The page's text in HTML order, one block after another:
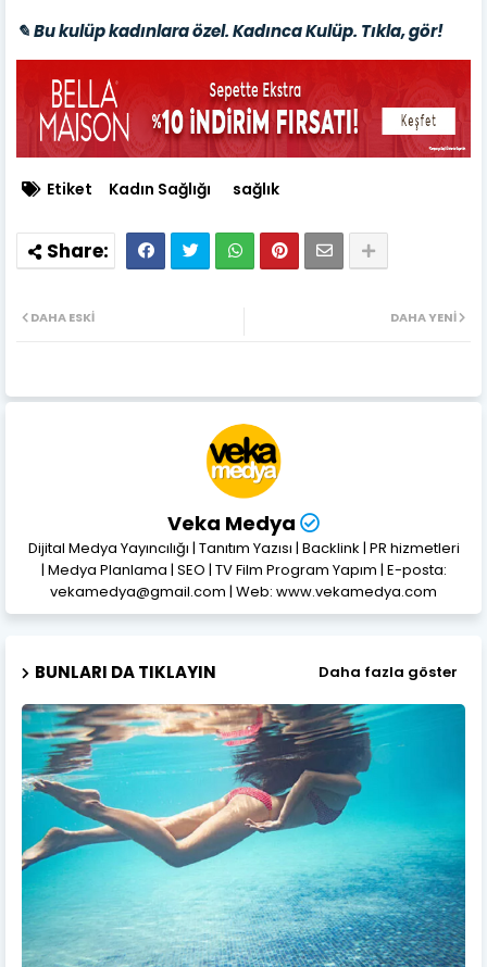
✎ Bu kulüp kadınlara özel. Kadınca Kulüp. Tıkla, gör!
Etiket Kadın Sağlığı sağlık
DAHA YENI
DAHA ESKI
Veka Medya
Dijital Medya Yayıncılığı | Tanıtım Yazısı | Backlink | PR hizmetleri
| Medya Planlama | SEO | TV Film Program Yapım | E-posta:
vekamedya@gmail.com | Web: www.vekamedya.com
BUNLARI DA TIKLAYIN Daha fazla göster